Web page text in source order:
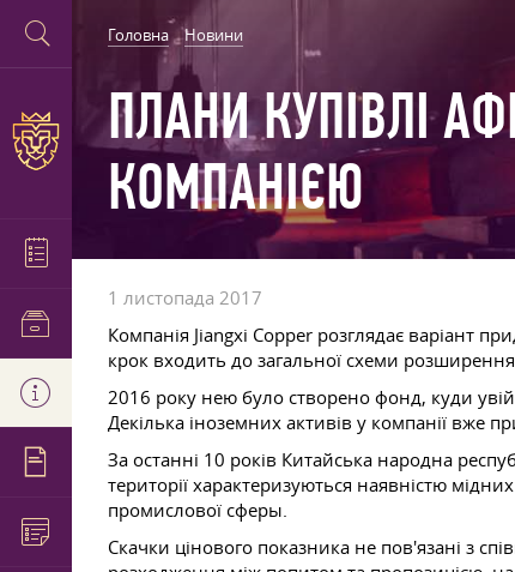
Головна Новини
ПЛАНИ КУПІВЛІ
КОМПАНІЄЮ
1 листопада 2017
Компанія Jiangxi Copper розглядає варіант
крок входить до загальної схеми
2016 року нею було створено фонд, куди
Декілька іноземних активів у компанії вже
За останні 10 років Китайська народна
території характеризуються наявністю
промислової сферы.
Скачки цінового показника не пов'язані з